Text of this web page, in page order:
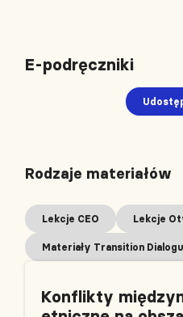
E-podręczniki
Konflikty
Rodzaje materiałów
Lekcje CEO Lekcje
Materiały Transition